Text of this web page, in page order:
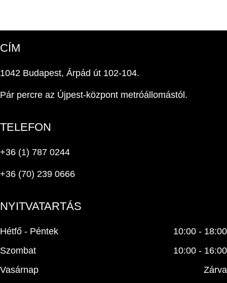
CÍM
1042 Budapest, Árpád út 102-104.
Pár percre az Újpest-központ metróállomástól.
TELEFON
+36 (1) 787 0244
+36 (70) 239 0666
NYITVATARTÁS
Hétfő - Péntek
10:00 - 18:00
Szombat
10:00 - 16:00
Vasárnap
Zárva